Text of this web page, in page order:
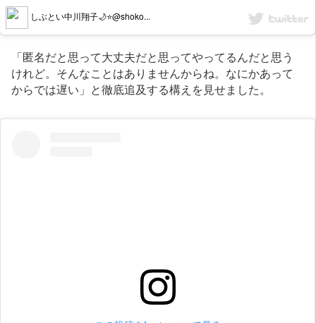
しぶとい中川翔子🌙⭐️@shoko...
「匿名だと思って大丈夫だと思ってやってるんだと思う
けれど。そんなことはありませんからね。なにかあって
からでは遅い」と徹底追及する構えを見せました。